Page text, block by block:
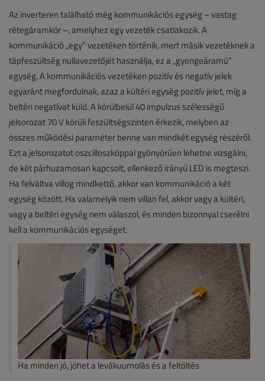
Az inverteren található még kommunikációs egység – vastag
rétegáramkör –, amelyhez egy vezeték csatlakozik. A
kommunikáció „egy” vezetéken történik, mert másik vezetéknek a
tápfeszültség nullavezetőjét használja, ez a „gyengeáramú”
egység. A kommunikációs vezetéken pozitív és negatív jelek
egyaránt megfordulnak, azaz a kültéri egység pozitív jelet, míg a
beltéri negatívat küld. A körülbelül 40 impulzus szélességű
jelsorozat 70 V körüli feszültségszinten érkezik, melyben az
összes működési paraméter benne van mindkét egység részéről.
Ezt a jelsorozatot oszcilloszkóppal gyönyörűen lehetne vizsgálni,
de két párhuzamosan kapcsolt, ellenkező irányú LED is megteszi.
Ha felváltva villog mindkettő, akkor van kommunikáció a két
egység között. Ha valamelyik nem villan fel, akkor vagy a kültéri,
vagy a beltéri egység nem válaszol, és minden bizonnyal cserélni
kell a kommunikációs egységet.
Ha minden jó, jöhet a levákuumolás és a feltöltés